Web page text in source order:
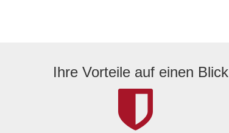
Ihre Vorteile auf einen Blick